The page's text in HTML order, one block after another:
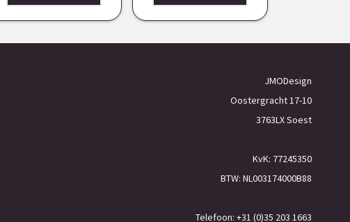
JMODesign
Oostergracht 17-10
3763LX Soest
KvK: 77245350
BTW: NL003174000B88
Telefoon: +31 (0)35 203 1663